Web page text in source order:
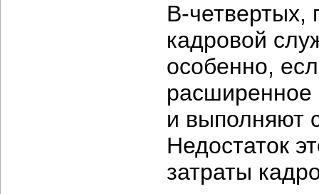
В-четвертых,
кадровой
особенно,
расширенное
и выполняют
Недостаток
затраты